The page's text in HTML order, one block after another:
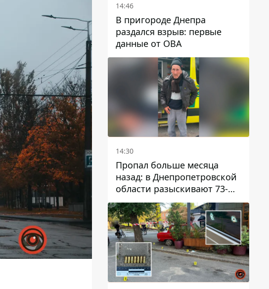
14:46
В пригороде Днепра
раздался взрыв: первые
данные от ОВА
14:30
Пропал больше месяца
назад: в Днепропетровской
области разыскивают 73-
летнего мужчину